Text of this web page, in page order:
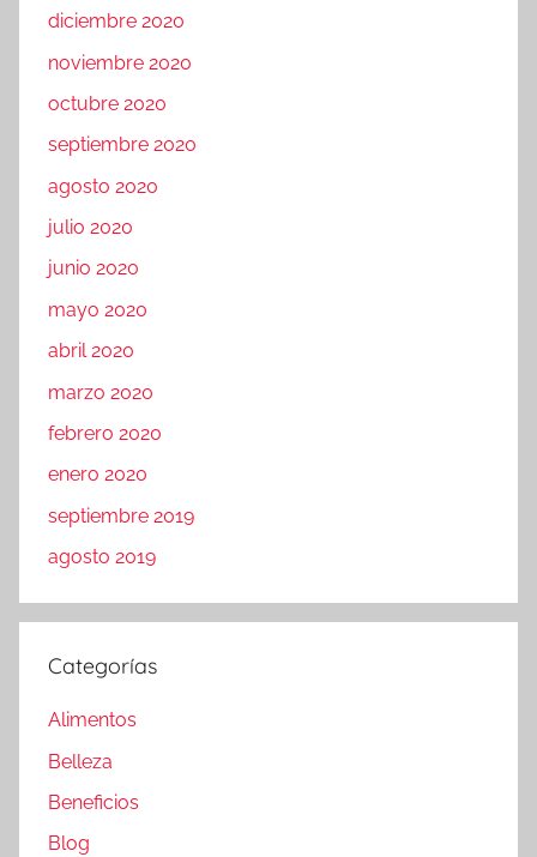
diciembre 2020
noviembre 2020
octubre 2020
septiembre 2020
agosto 2020
julio 2020
junio 2020
mayo 2020
abril 2020
marzo 2020
febrero 2020
enero 2020
septiembre 2019
agosto 2019
Categorías
Alimentos
Belleza
Beneficios
Blog